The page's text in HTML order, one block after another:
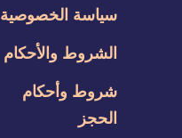
سياسة الخصوصية
الشروط والأحكام
شروط وأحكام
الحجز